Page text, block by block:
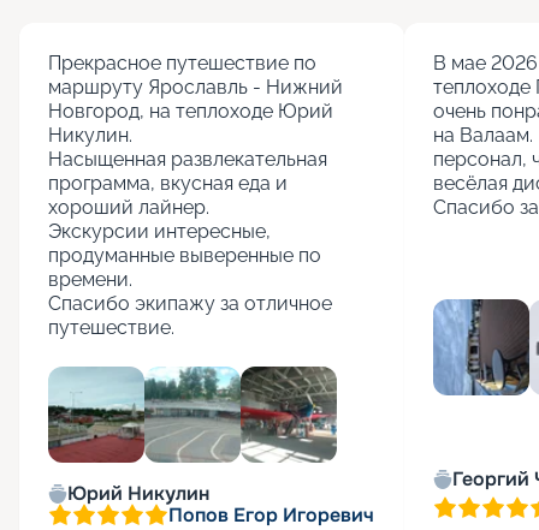
Прекрасное путешествие по
маршруту Ярославль - Нижний
Новгород, на теплоходе Юрий
Никулин.
Насыщенная развлекательная
программа, вкусная еда и
хороший лайнер.
Экскурсии интересные,
продуманные выверенные по
времени.
Спасибо экипажу за отличное
путешествие.
Юрий Никулин
Попов Егор Игоревич
В мае
теплоходе
очень
на Валаам.
персонал,
весёлая
Спасибо
Георгий